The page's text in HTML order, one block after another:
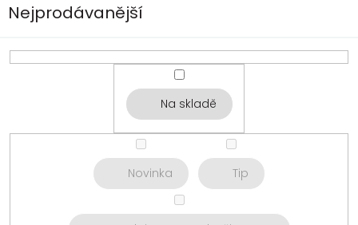
Nejprodávanější
Na skladě
Novinka Tip